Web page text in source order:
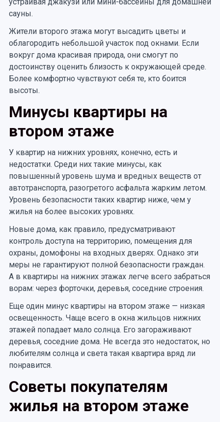
сауны.
Жители второго этажа могут высадить цветы и
облагородить небольшой участок под окнами. Если
вокруг дома красивая природа, они смогут по
достоинству оценить близость к окружающей среде.
Более комфортно чувствуют себя те, кто боится
высоты.
Минусы квартиры на
втором этаже
У квартир на нижних уровнях, конечно, есть и
недостатки. Среди них такие минусы, как
повышенный уровень шума и вредных веществ от
автотранспорта, разогретого асфальта жарким летом.
Уровень безопасности таких квартир ниже, чем у
жилья на более высоких уровнях.
Новые дома, как правило, предусматривают
контроль доступа на территорию, помещения для
охраны, домофоны на входных дверях. Однако эти
меры не гарантируют полной безопасности граждан.
А в квартиры на нижних этажах легче всего забраться
ворам: через форточки, деревья, соседние строения.
Еще один минус квартиры на втором этаже — низкая
освещенность. Чаще всего в окна жильцов нижних
этажей попадает мало солнца. Его загораживают
деревья, соседние дома. Не всегда это недостаток, но
любителям солнца и света такая квартира вряд ли
понравится.
Советы покупателям
жилья на втором этаже